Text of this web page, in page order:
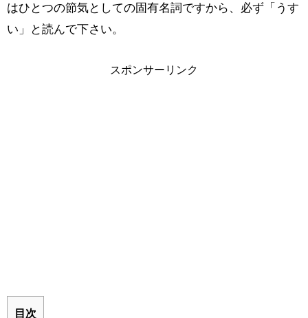
はひとつの節気としての固有名詞ですから、必ず「うす
い」と読んで下さい。
スポンサーリンク
目次